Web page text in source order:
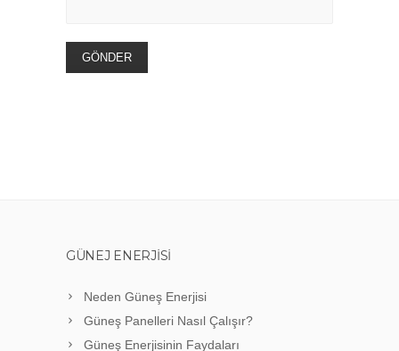
GÜNEJ ENERJISI
Neden Güneş Enerjisi
Güneş Panelleri Nasıl Çalışır?
Güneş Enerjisinin Faydaları